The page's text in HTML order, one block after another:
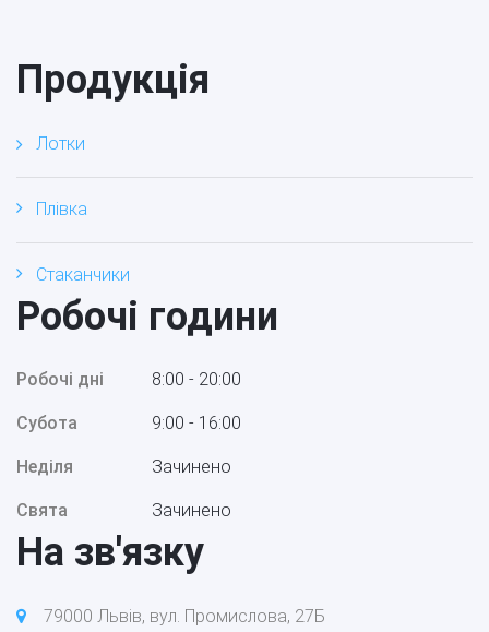
Продукція
Лотки
Плівка
Стаканчики
Робочі години
Робочі дні 8:00 - 20:00
Субота 9:00 - 16:00
Неділя Зачинено
Свята Зачинено
На зв'язку
79000 Львів, вул. Промислова, 27Б